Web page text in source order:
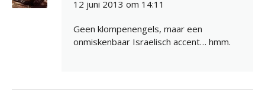
12 juni 2013 om 14:11
Geen klompenengels, maar een
onmiskenbaar Israelisch accent… hmm.